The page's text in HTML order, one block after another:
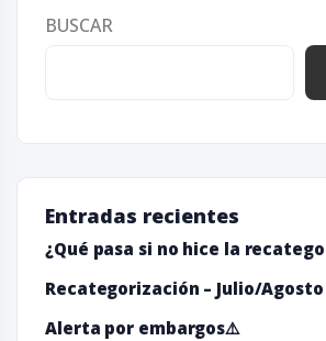
BUSCAR
Entradas recientes
¿Qué pasa si no hice la
Recategorización – Julio/Agosto
Alerta por embargos⚠️